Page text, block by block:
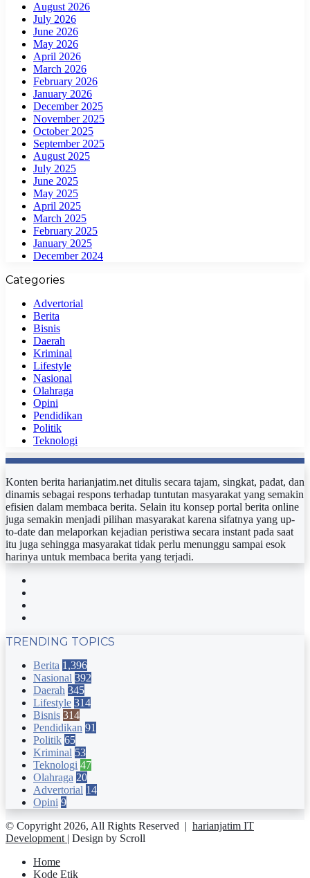
August 2026
July 2026
June 2026
May 2026
April 2026
March 2026
February 2026
January 2026
December 2025
November 2025
October 2025
September 2025
August 2025
July 2025
June 2025
May 2025
April 2025
March 2025
February 2025
January 2025
December 2024
Categories
Advertorial
Berita
Bisnis
Daerah
Kriminal
Lifestyle
Nasional
Olahraga
Opini
Pendidikan
Politik
Teknologi
Konten berita harianjatim.net ditulis secara tajam, singkat, padat, dan
dinamis sebagai respons terhadap tuntutan masyarakat yang semakin
efisien dalam membaca berita. Selain itu konsep portal berita online
juga semakin menjadi pilihan masyarakat karena sifatnya yang up-
to-date dan melaporkan kejadian peristiwa secara instant pada saat
itu juga sehingga masyarakat tidak perlu menunggu sampai esok
harinya untuk membaca berita yang terjadi.
TRENDING TOPICS
Berita 1,396
Nasional 392
Daerah 345
Lifestyle 314
Bisnis 314
Pendidikan 91
Politik 65
Kriminal 53
Teknologi 47
Olahraga 20
Advertorial 14
Opini 9
© Copyright 2026, All Rights Reserved | harianjatim IT
Development | Design by Scroll
Home
Kode Etik